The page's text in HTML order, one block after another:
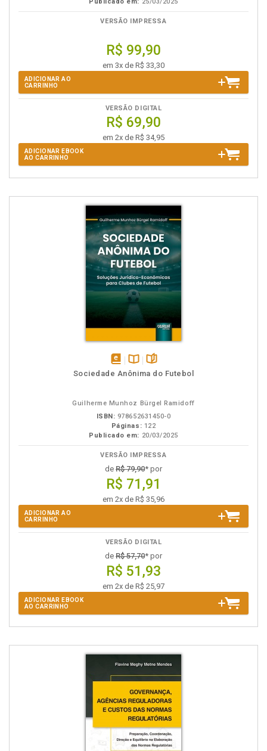
VERSÃO IMPRESSA
R$ 99,90
em 3x de R$ 33,30
ADICIONAR AO
CARRINHO
VERSÃO DIGITAL
R$ 69,90
em 2x de R$ 34,95
ADICIONAR EBOOK
AO CARRINHO
disponível
Disponível
páginas
Sociedade Anônima do Futebol
Guilherme Munhoz Bürgel Ramidoff
ISBN: 978652631450-0
Páginas: 122
Publicado em: 20/03/2025
VERSÃO IMPRESSA
de R$ 79,90* por
R$ 71,91
em 2x de R$ 35,96
ADICIONAR AO
CARRINHO
VERSÃO DIGITAL
de R$ 57,70* por
R$ 51,93
em 2x de R$ 25,97
ADICIONAR EBOOK
AO CARRINHO